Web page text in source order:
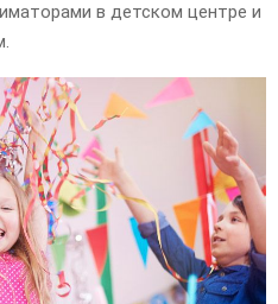
в детском центре и